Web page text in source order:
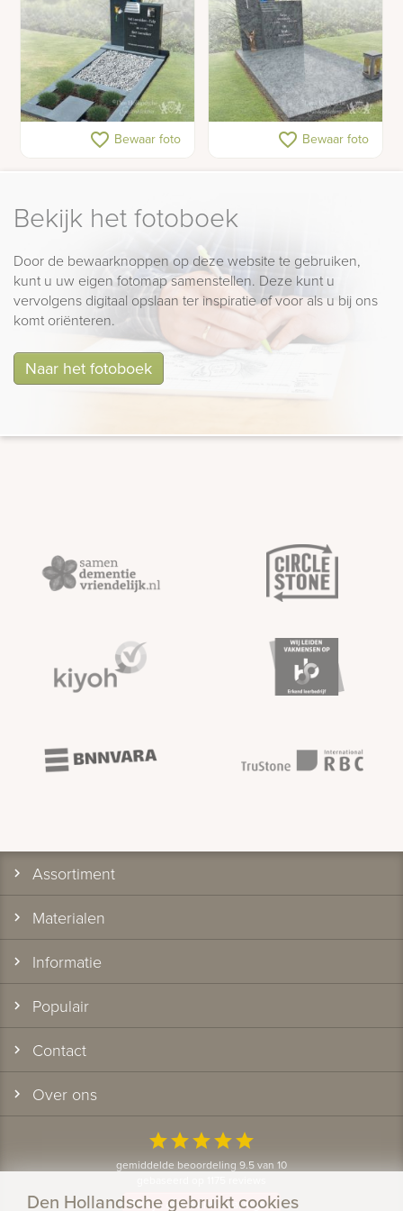
Grafmonument met foto
favorite_border Bewaar foto Grafsteenfavorite_border Bewaar foto
Bekijk het fotoboek
Door de bewaarknoppen op deze website te gebruiken,
kunt u uw eigen fotomap samenstellen. Deze kunt u
vervolgens digitaal opslaan ter inspiratie of voor als u bij ons
komt oriënteren.
Naar het fotoboek
Assortiment
Materialen
Informatie
Populair
Contact
Over ons
starstarstarstarstar
gemiddelde beoordeling 9.5 van 10
Bekijk alle klantervaringen
Den Hollandsche gebruikt cookies